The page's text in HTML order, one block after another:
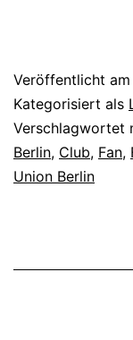
Veröffentlicht am
Kategorisiert als
Verschlagwortet
Berlin, Club, Fan,
Union Berlin